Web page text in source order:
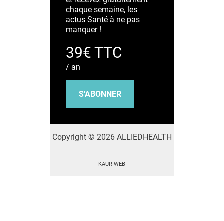
chaque semaine, les
actus Santé à ne pas
manquer !
39€ TTC
/ an
S'ABONNER
Copyright © 2026 ALLIEDHEALTH
KAURIWEB